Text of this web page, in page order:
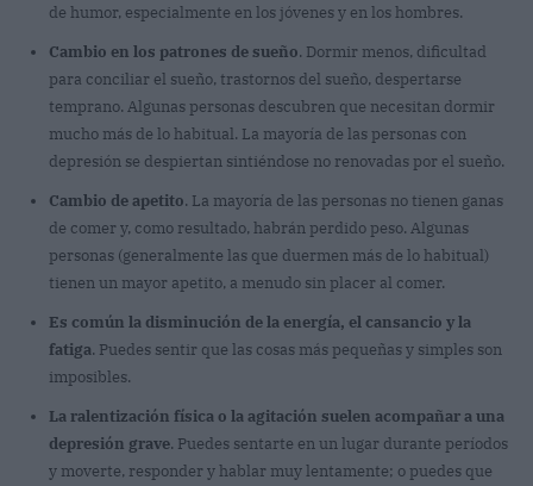
de humor, especialmente en los jóvenes y en los hombres.
Cambio en los patrones de sueño. Dormir menos, dificultad
para conciliar el sueño, trastornos del sueño, despertarse
temprano. Algunas personas descubren que necesitan dormir
mucho más de lo habitual. La mayoría de las personas con
depresión se despiertan sintiéndose no renovadas por el sueño.
Cambio de apetito. La mayoría de las personas no tienen ganas
de comer y, como resultado, habrán perdido peso. Algunas
personas (generalmente las que duermen más de lo habitual)
tienen un mayor apetito, a menudo sin placer al comer.
Es común la disminución de la energía, el cansancio y la
fatiga. Puedes sentir que las cosas más pequeñas y simples son
imposibles.
La ralentización física o la agitación suelen acompañar a una
depresión grave. Puedes sentarte en un lugar durante períodos
y moverte, responder y hablar muy lentamente; o puedes que